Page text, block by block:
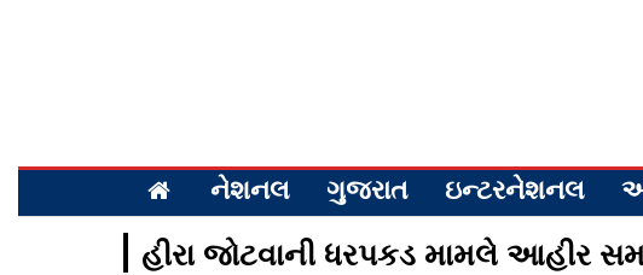
નેશનલ ગુજરાત ઇન્ટરનેશનલ
હીરા જોટવાની ધરપકડ મામલે આહીર